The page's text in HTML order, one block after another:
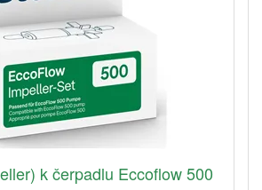
k čerpadlu Eccoflow 500